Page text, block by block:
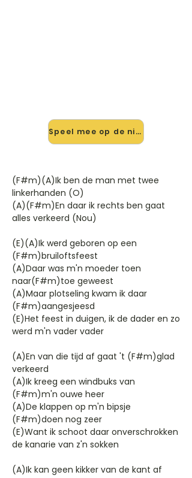
Speel mee op de nieuwe site →
(F#m)(A)Ik ben de man met twee
linkerhanden (O)
(A)(F#m)En daar ik rechts ben gaat
alles verkeerd (Nou)
(E)(A)Ik werd geboren op een
(F#m)bruiloftsfeest
(A)Daar was m'n moeder toen
naar(F#m)toe geweest
(A)Maar plotseling kwam ik daar
(F#m)aangesjeesd
(E)Het feest in duigen, ik de dader en zo
werd m'n vader vader
(A)En van die tijd af gaat 't (F#m)glad
verkeerd
(A)Ik kreeg een windbuks van
(F#m)m'n ouwe heer
(A)De klappen op m'n bipsje
(F#m)doen nog zeer
(E)Want ik schoot daar onverschrokken
de kanarie van z'n sokken
(A)Ik kan geen kikker van de kant af